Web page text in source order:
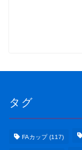
タグ
FAカップ(117)